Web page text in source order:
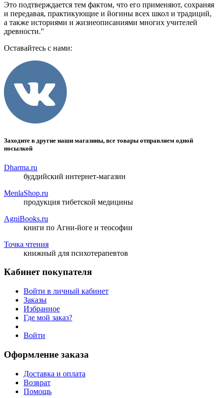
Это подтверждается тем фактом, что его применяют, сохраняя
и передавая, практикующие и йогины всех школ и традиций,
а также историями и жизнеописаниями многих учителей
древности."
Оставайтесь с нами:
Заходите в другие наши магазины, все товары отправляем одной
посылкой
Dharma.ru
буддийский интернет-магазин
MenlaShop.ru
продукция тибетской медицины
AgniBooks.ru
книги по Агни-йоге и теософии
Точка чтения
книжный для психотерапевтов
Кабинет покупателя
Войти в личный кабинет
Заказы
Избранное
Где мой заказ?
Войти
Оформление заказа
Доставка и оплата
Возврат
Помощь